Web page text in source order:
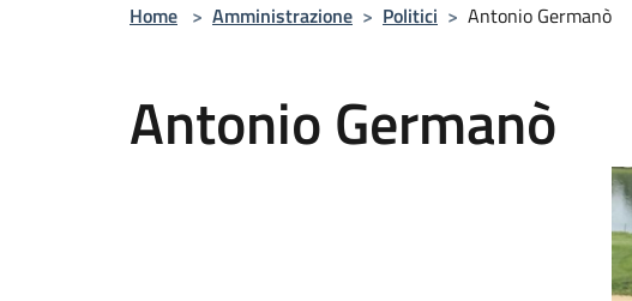
Home > Amministrazione > Politici > Antonio Germanò
Antonio Germanò